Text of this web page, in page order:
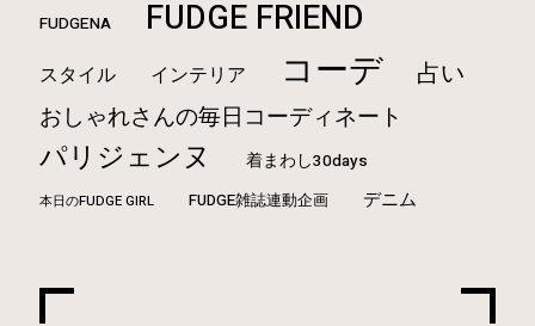
FUDGENA FUDGE FRIEND
スタイル インテリア コーデ
占い
おしゃれさんの毎日コーディネート
パリジェンヌ 着まわし30days
本日のFUDGE GIRL FUDGE雑誌連動企画 デニム